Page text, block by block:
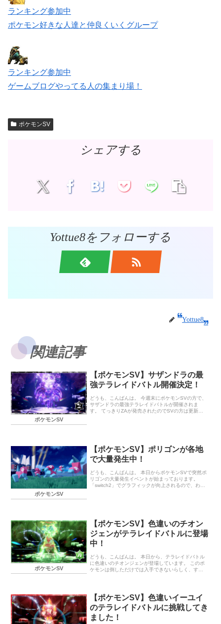
ランキング参加中
ポケモン好きな人達と仲良くいくグループ
ランキング参加中
ゲームブログやってる人の集まり場！
ポケモンSV
シェアする
Yottue8をフォローする
Yottue8
関連記事
ポケモンSV
【ポケモンSV】サザンドラの最
強テラレイドバトル開催決定！
どうも、こんばんは。 今週末にポケモンSVの方で、
サザンドラの最強テラレイドバトルが開催されま
す。 てっきりZAが発売されたのでSVの方は更新さ
のサザンドラ出現！？ イベント期間 2025年11月7日
（金）9：00～11月10日（月）8：59 2025年11月
14日（金）9：00～11月17日（月）8：59 出現ポケ
ポケモンSV
【ポケモンSV】ポリゴンが各地
で大量発生中！
どうも、こんばんは。 本日からポケモンSVで突然ポ
リゴンの大量発生イベントが始まっております。
「switch2」でグラフィックが向上されるので、わか
（月）9：00～6月5日（木）8：59 出現ポケモン ポ
リゴン（パルデア地方、キタカミの里、ブルーベリ
ー学園で出現） 終わりに… 「Nintendo Switch 2 」
は今週5日発売です。自分は抽選に…
ポケモンSV
【ポケモンSV】色違いのチオン
ジェンがテラレイドバトルに登場
中！
どうも、こんばんは。 本日から、テラレイドバトル
に色違いのチオンジェンが登場しています。 このポ
ケモンは倒しただけでは入手できないらしく、すべ
す。 まだ参加していませんが、期間中に1回は参加
しておきたいですね。 また、くさポケモンの大量発
生イベントも開催されています。 色違いのチオンジ
ェンが登場中！みんなで協力して色違いのポケモン
を仲間にするチャンス！ イベント期間 出現ポケモン
【ポケモンSV】色違いイーユイ
のテラレイドバトルに挑戦してき
ました！